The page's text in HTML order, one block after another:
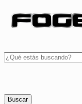
Buscar